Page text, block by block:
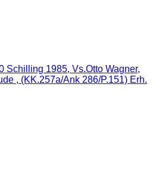
Schilling 1985, Vs.Otto Wagner,
, (KK.257a/Ank 286/P.151) Erh.